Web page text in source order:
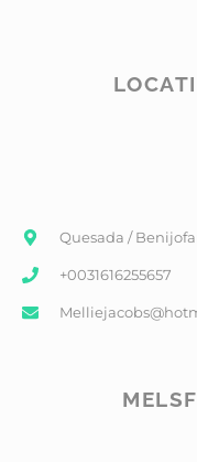
Quesada /
+0031616255657